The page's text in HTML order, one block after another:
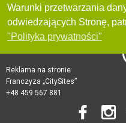
Warunki przetwarzania
odwiedzających Stronę,
"Polityka prywatności"
Reklama na stronie
Franczyza „CitySites”
+48 459 567 881